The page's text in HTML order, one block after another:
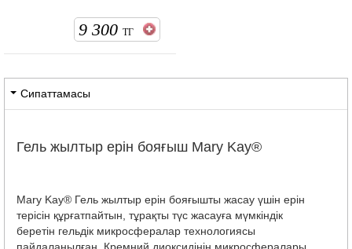
9 300 ТГ
Сипаттамасы
Гель жылтыр ерін бояғыш Mary Kay®
Mary Kay® Гель жылтыр ерін бояғышты жасау үшін ерін
терісін құрғатпайтын, тұрақты түс жасауға мүмкіндік
беретін гельдік микросфералар технологиясы
пайдаланылған. Кремний диоксидінің микросфералары